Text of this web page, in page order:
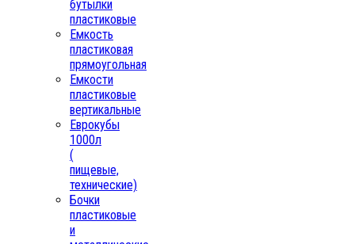
бутылки
пластиковые
Емкость
пластиковая
прямоугольная
Емкости
пластиковые
вертикальные
Еврокубы
1000л
(
пищевые,
технические)
Бочки
пластиковые
и